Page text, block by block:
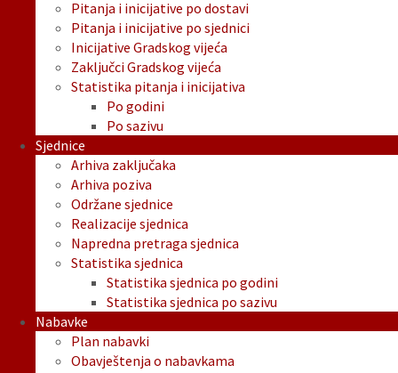
Pitanja i inicijative po dostavi
Pitanja i inicijative po sjednici
Inicijative Gradskog vijeća
Zaključci Gradskog vijeća
Statistika pitanja i inicijativa
Po godini
Po sazivu
Sjednice
Arhiva zaključaka
Arhiva poziva
Održane sjednice
Realizacije sjednica
Napredna pretraga sjednica
Statistika sjednica
Statistika sjednica po godini
Statistika sjednica po sazivu
Nabavke
Plan nabavki
Obavještenja o nabavkama